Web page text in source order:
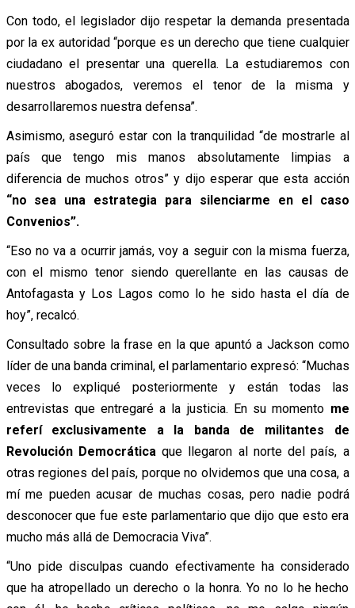
Con todo, el legislador dijo respetar la demanda presentada
por la ex autoridad “porque es un derecho que tiene cualquier
ciudadano el presentar una querella. La estudiaremos con
nuestros abogados, veremos el tenor de la misma y
desarrollaremos nuestra defensa”.
Asimismo, aseguró estar con la tranquilidad “de mostrarle al
país que tengo mis manos absolutamente limpias a
diferencia de muchos otros” y dijo esperar que esta acción
“no sea una estrategia para silenciarme en el caso
Convenios”.
“Eso no va a ocurrir jamás, voy a seguir con la misma fuerza,
con el mismo tenor siendo querellante en las causas de
Antofagasta y Los Lagos como lo he sido hasta el día de
hoy”, recalcó.
Consultado sobre la frase en la que apuntó a Jackson como
líder de una banda criminal, el parlamentario expresó: “Muchas
veces lo expliqué posteriormente y están todas las
entrevistas que entregaré a la justicia. En su momento me
referí exclusivamente a la banda de militantes de
Revolución Democrática que llegaron al norte del país, a
otras regiones del país, porque no olvidemos que una cosa, a
mí me pueden acusar de muchas cosas, pero nadie podrá
desconocer que fue este parlamentario que dijo que esto era
mucho más allá de Democracia Viva”.
“Uno pide disculpas cuando efectivamente ha considerado
que ha atropellado un derecho o la honra. Yo no lo he hecho